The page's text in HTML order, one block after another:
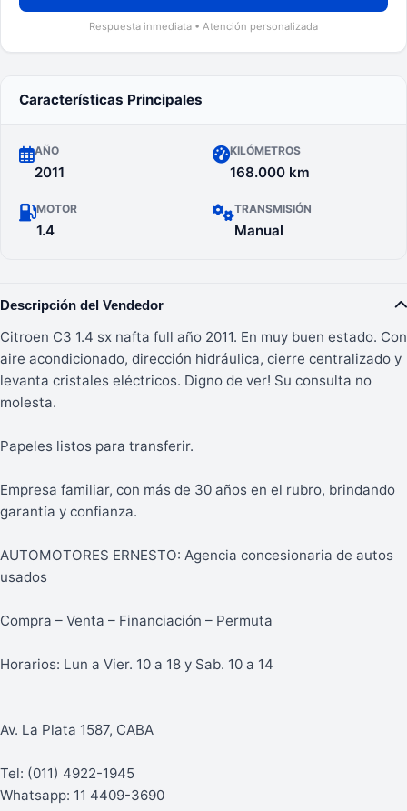
Respuesta inmediata • Atención personalizada
Características Principales
AÑO
2011
KILÓMETROS
168.000 km
MOTOR
1.4
TRANSMISIÓN
Manual
Descripción del Vendedor
Citroen C3 1.4 sx nafta full año 2011. En muy buen estado. Con
aire acondicionado, dirección hidráulica, cierre centralizado y
levanta cristales eléctricos. Digno de ver! Su consulta no
molesta.
Papeles listos para transferir.
Empresa familiar, con más de 30 años en el rubro, brindando
garantía y confianza.
AUTOMOTORES ERNESTO: Agencia concesionaria de autos
usados
Compra – Venta – Financiación – Permuta
Horarios: Lun a Vier. 10 a 18 y Sab. 10 a 14
Av. La Plata 1587, CABA
Tel: (011) 4922-1945
Whatsapp: 11 4409-3690